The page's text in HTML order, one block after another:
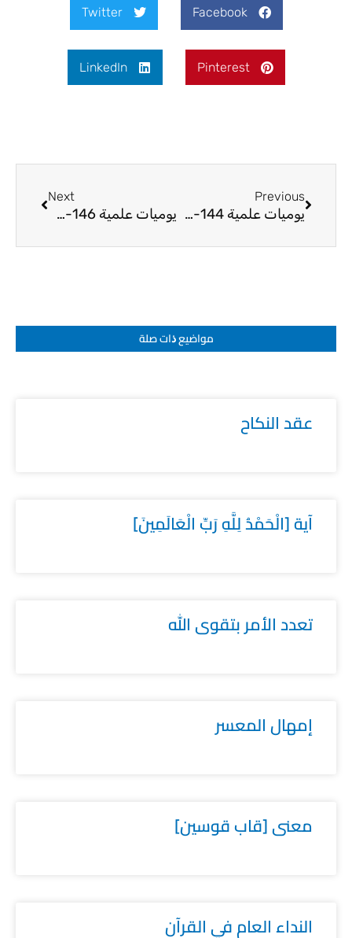
Facebook
Twitter
Pinterest
LinkedIn
Previous
يوميات علمية 144-25
Next
يوميات علمية 146-25
مواضيع ﺫات صلة
عقد النكاح
آية [الْحَمْدُ لِلَّهِ رَبِّ الْعَالَمِينَ]
تعدد الأمر بتقوى الله
إمهال المعسر
معنى [قاب قوسين]
النداء العام في القرآن